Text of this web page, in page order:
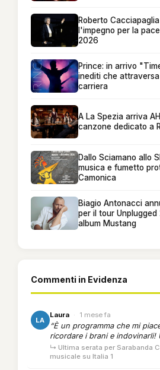
Roberto
l'impegno per la
2026
Prince: in arrivo
inediti che
carriera
A La Spezia arriva
canzone dedicato a
Dallo Sciamano allo
musica e fumetto
Camonica
Biagio Antonacci
per il tour
album Mustang
Commenti in Evidenza
LA
Laura · 1 mese fa
“È un programma che mi
ricordare i brani e indovinarli!
↳ Ultima serata per Sarabanda
musicale su Italia 1